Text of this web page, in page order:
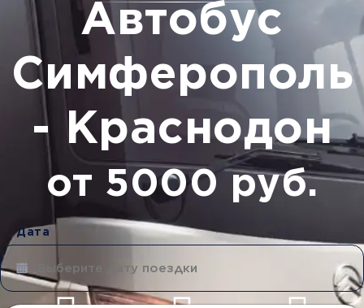
Автобус
Симферополь
- Краснодон
от 5000 руб.
Дата